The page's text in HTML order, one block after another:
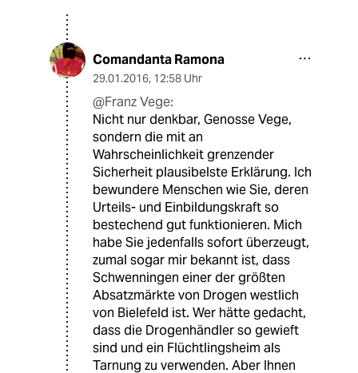
Comandanta Ramona
29.01.2016, 12:58 Uhr
@Franz Vege:
Nicht nur denkbar, Genosse Vege,
sondern die mit an
Wahrscheinlichkeit grenzender
Sicherheit plausibelste Erklärung. Ich
bewundere Menschen wie Sie, deren
Urteils- und Einbildungskraft so
bestechend gut funktionieren. Mich
habe Sie jedenfalls sofort überzeugt,
zumal sogar mir bekannt ist, dass
Schwenningen einer der größten
Absatzmärkte von Drogen westlich
von Bielefeld ist. Wer hätte gedacht,
dass die Drogenhändler so gewieft
sind und ein Flüchtlingsheim als
Tarnung zu verwenden. Aber Ihnen